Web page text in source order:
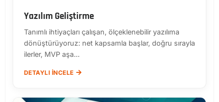
Yazılım Geliştirme
Tanımlı ihtiyaçları çalışan, ölçeklenebilir yazılıma
dönüştürüyoruz: net kapsamla başlar, doğru sırayla
ilerler, MVP aşa...
DETAYLI İNCELE